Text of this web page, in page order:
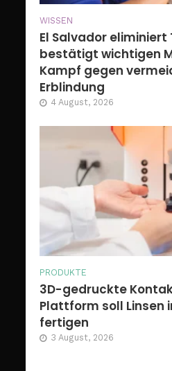
WISSEN
El Salvador eliminiert
bestätigt wichtigen
Kampf gegen
Erblindung
4 August, 2026
PRODUKTE
3D-gedruckte
Plattform soll Linsen
fertigen
3 August, 2026